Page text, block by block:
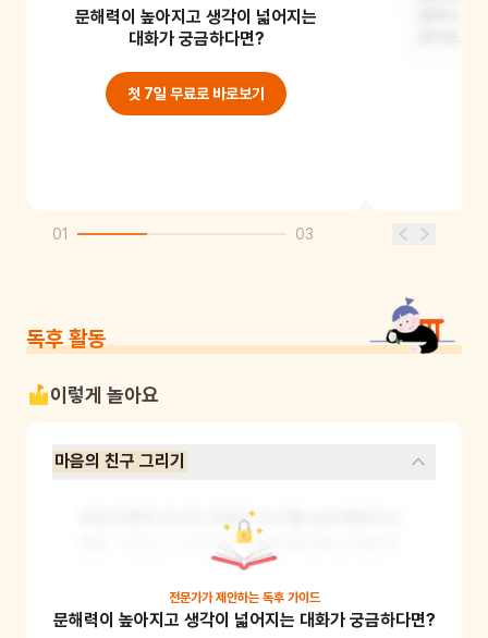
모습일 것 같아요. 빨간 모자를 쓰고
있을 거고, 요
문해력이 높아지고 생각이 넓어지는
대화가 궁금하다면?
첫 7일 무료로 바로보기
01 03
독후 활동
이렇게 놀아요
마음의 친구 그리기
어린이에게 자신의 마음의 친구를 상상해보라고
해요. 그리고 그 친구의 모습을 종이에 그려보게
해요. 그림을 다 그린 후에는 왜 그런 모습으로 그
렸는지, 그 친구와 어떤 것을 하고 싶은지 이야기
를 나눠보세요. 이 활동을 통해 어린이의 상상력
전문가가 제안하는 독후 가이드
문해력이 높아지고 생각이 넓어지는 대화가 궁금하다면?